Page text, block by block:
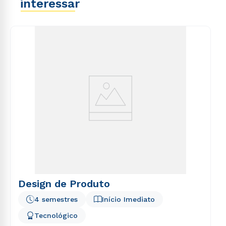
interessar
Design de Produto
Início Imediato
4 semestres
Tecnológico